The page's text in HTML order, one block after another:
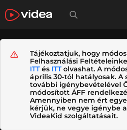
Tájékoztatjuk, hogy
Felhasználási
ITTés ITTolvashat. A
április 30-tól hatályosak. A
további igénybevételével
módosított ÁFF
Amennyiben nem ért
kérjük, ne vegye igénybe
VideaKid szolgáltatásait.